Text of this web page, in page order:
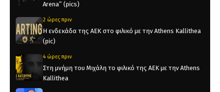
Arena” (pics)
2 ώρες πριν
Η ενδεκάδα της ΑΕΚ στο φιλικό με την Athens Kallithea
(pic)
4 ώρες πριν
Στη μνήμη του Μιχάλη το φιλικό της ΑΕΚ με την Athens
Kallithea